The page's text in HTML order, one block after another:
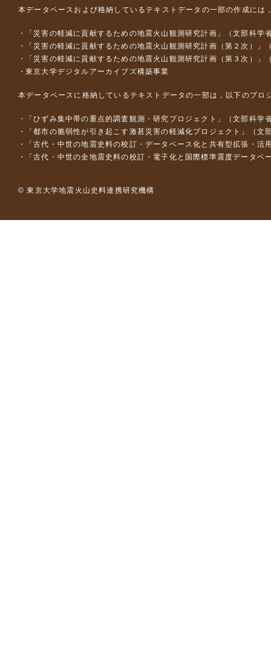
本データベースおよび格納しているテキストデータの一部の作成には
「災害の軽減に貢献するための地震火山観測研究計画」（文部科学
「災害の軽減に貢献するための地震火山観測研究計画（第２次）」
「災害の軽減に貢献するための地震火山観測研究計画（第３次）」
東京大学デジタルアーカイブズ構築事業
本データベースに格納しているテキストデータの一部は，以下のプロ
「ひずみ集中帯の重点的調査観測・研究プロジェクト」（文部科
「都市の脆弱性が引き起こす激甚災害の軽減化プロジェクト」（
「古代・中世の地震史料の校訂・データベース化と共有型拡張・
「古代・中世の全地震史料の校訂・電子化と国際標準震度データ
© 東京大学地震火山史料連携研究機構